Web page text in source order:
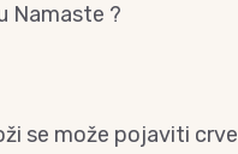
Namaste ?
se može pojaviti